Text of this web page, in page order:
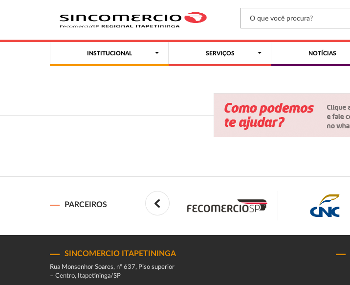
INSTITUCIONAL SERVIÇOS NOTÍCIAS
PARCEIROS
SINCOMERCIO ITAPETININGA
Rua Monsenhor Soares, nº 637, Piso superior
– Centro, Itapetininga/SP